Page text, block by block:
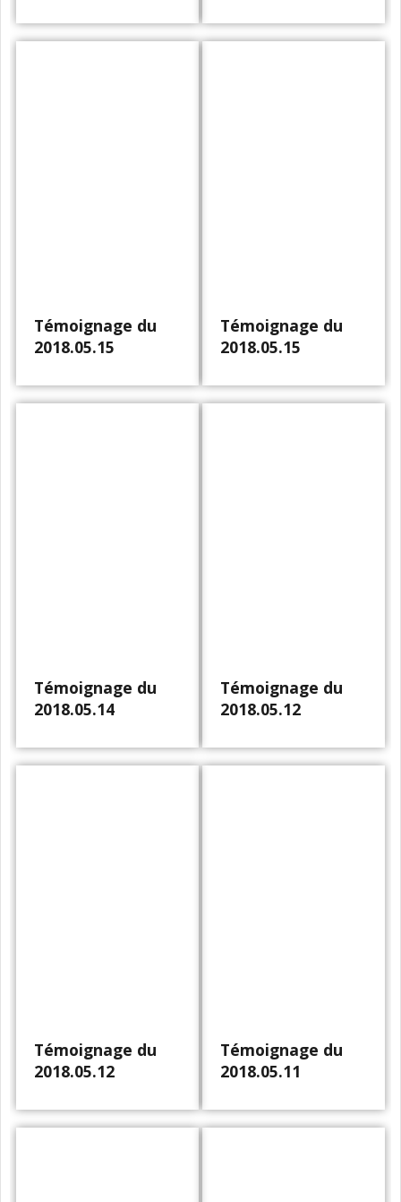
Témoignage du
2018.05.15
Témoignage du
2018.05.15
Témoignage du
2018.05.14
Témoignage du
2018.05.12
Témoignage du
2018.05.12
Témoignage du
2018.05.11